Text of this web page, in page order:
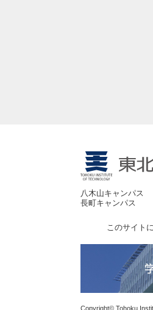
八木山キャンパス
長町キャンパス
このサイト
Copyright© Tohoku